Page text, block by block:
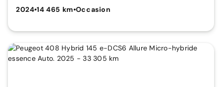
2024•14 465 km•Occasion